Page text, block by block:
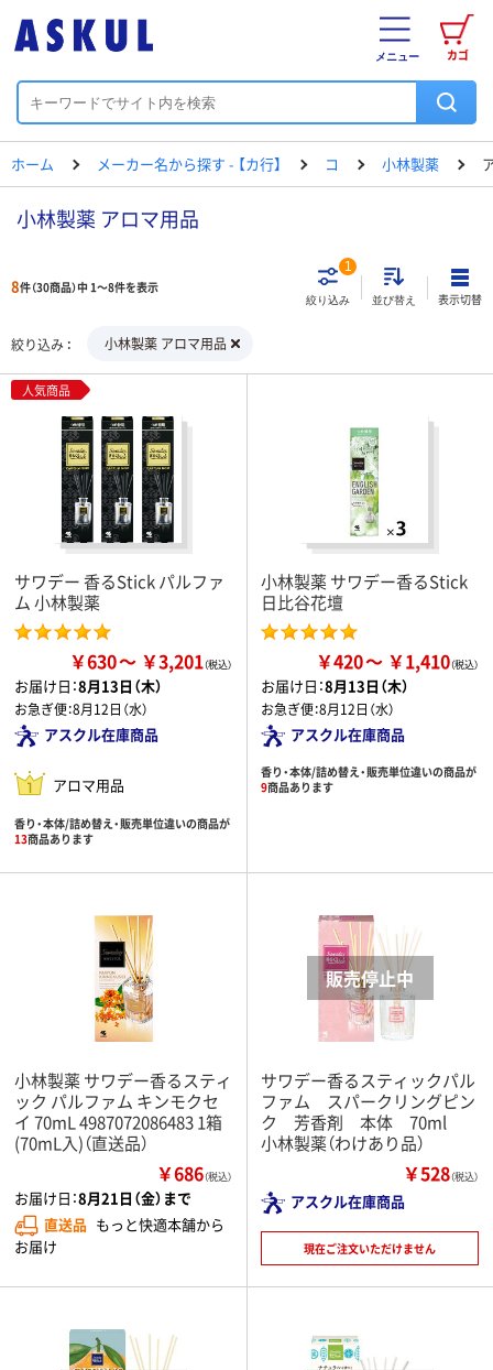
カゴ
メニュー
ホーム メーカー名から探す - 【カ行】 コ 小林製薬
小林製薬 アロマ用品
8件（30商品）中 1～8件を表示
絞り込み
1
並び替え 表示切替
絞り込み 小林製薬 アロマ用品
人気商品
サワデー 香るStick パルファ
ム 小林製薬
￥630 ￥3,201
お届け日：8月13日（木）
お急ぎ便：8月12日（水）
アスクル在庫商品
アロマ用品
香り・本体/詰め替え・販売単位違いの商品が
13商品あります
小林製薬 サワデー香るStick
日比谷花壇
￥420 ￥1,410
お届け日：8月13日（木）
お急ぎ便：8月12日（水）
アスクル在庫商品
香り・本体/詰め替え・販売単位違いの商品が
9商品あります
小林製薬 サワデー香るスティ
ック パルファム キンモクセ
イ 70mL 4987072086483 1箱
(70mL入)（直送品）
￥686（税込）
お届け日：8月21日（金）まで
直送品 もっと快適本舗から
お届け
サワデー香るスティックパル
ファム スパークリングピン
ク 芳香剤 本体 70ml
小林製薬（わけあり品）
￥528（税込）
アスクル在庫商品
現在ご注文いただけません